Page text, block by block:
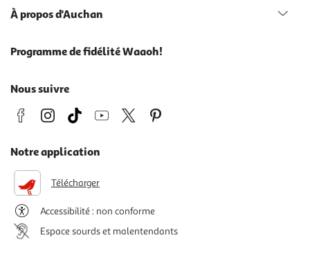
À propos d'Auchan
Programme de fidélité Waaoh!
Nous suivre
Notre application
Télécharger
Accessibilité : non conforme
Espace sourds et malentendants